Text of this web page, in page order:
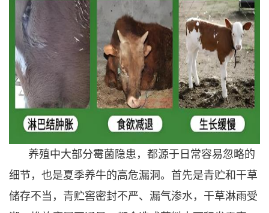
养殖中大部分霉菌隐患，都源于日常容易忽略的
细节，也是夏季养牛的高危漏洞。首先是青贮和干草
储存不当，青贮窖密封不严、漏气渗水，干草淋雨受